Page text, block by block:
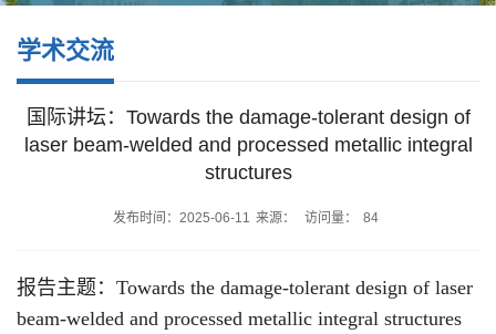
学术交流
国际讲坛：Towards the damage-tolerant design of
laser beam-welded and processed metallic integral
structures
发布时间：2025-06-11 来源： 访问量： 84
报告主题：Towards the damage-tolerant design of laser
beam-welded and processed metallic integral structures